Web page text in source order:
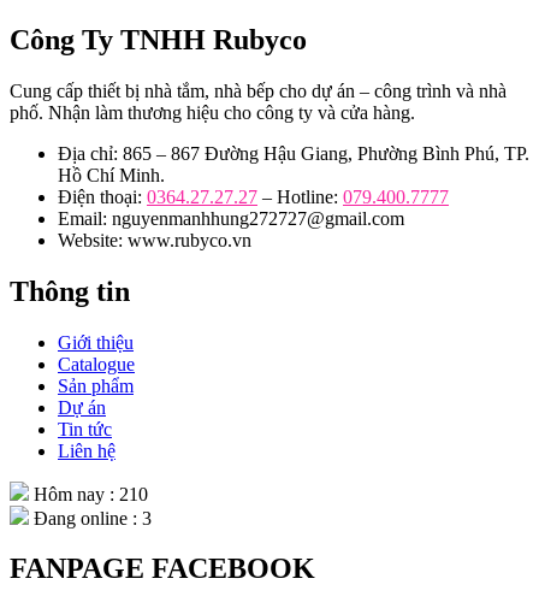
Công Ty TNHH Rubyco
Cung cấp thiết bị nhà tắm, nhà bếp cho dự án – công trình và nhà
phố. Nhận làm thương hiệu cho công ty và cửa hàng.
Địa chỉ: 865 – 867 Đường Hậu Giang, Phường Bình Phú, TP.
Hồ Chí Minh.
Điện thoại: 0364.27.27.27 – Hotline: 079.400.7777
Email: nguyenmanhhung272727@gmail.com
Website: www.rubyco.vn
Thông tin
Giới thiệu
Catalogue
Sản phẩm
Dự án
Tin tức
Liên hệ
Hôm nay : 210
Đang online : 3
FANPAGE FACEBOOK